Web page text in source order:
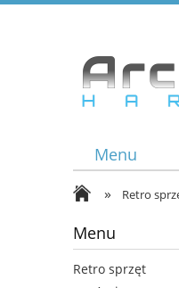
Menu
» Retro
Menu
Retro sprzęt